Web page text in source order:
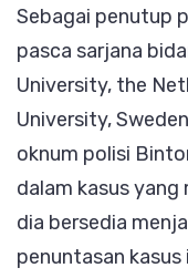
Sebagai penutup
pasca sarjana
University, the
University,
oknum polisi
dalam kasus yang
dia bersedia
penuntasan kasus